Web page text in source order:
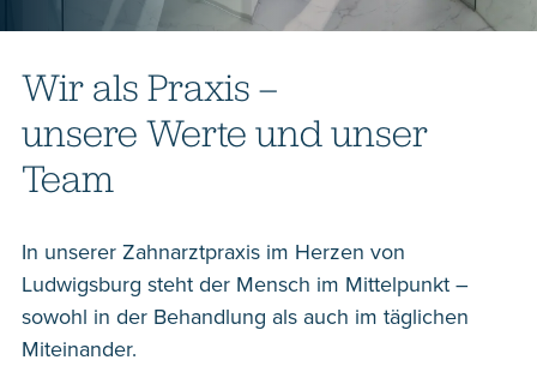
Wir als Praxis –
unsere Werte und unser
Team
In unserer Zahnarztpraxis im Herzen von
Ludwigsburg steht der Mensch im Mittelpunkt –
sowohl in der Behandlung als auch im täglichen
Miteinander.